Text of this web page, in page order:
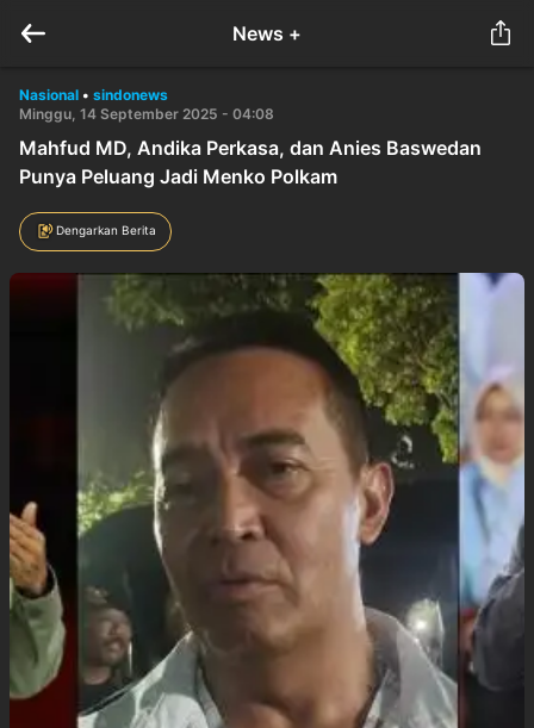
News +
Nasional • sindonews
Minggu, 14 September 2025 - 04:08
Mahfud MD, Andika Perkasa, dan Anies Baswedan
Punya Peluang Jadi Menko Polkam
Dengarkan Berita